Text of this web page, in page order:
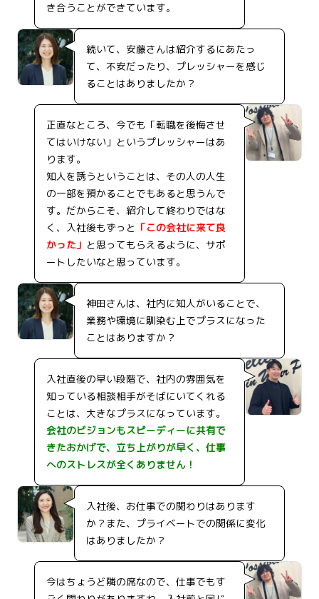
き合うことができています。
続いて、安藤さんは紹介するにあたっ
て、不安だったり、プレッシャーを感じ
ることはありましたか？
正直なところ、今でも「転職を後悔させ
てはいけない」というプレッシャーはあ
ります。
知人を誘うということは、その人の人生
の一部を預かることでもあると思うんで
す。だからこそ、紹介して終わりではな
く、入社後もずっと 「この会社に来て良
かった」 と思ってもらえるように、サポ
ートしたいなと思っています。
神田さんは、社内に知人がいることで、
業務や環境に馴染む上でプラスになった
ことはありますか？
入社直後の早い段階で、社内の雰囲気を
知っている相談相手がそばにいてくれる
ことは、大きなプラスになっています。
会社のビジョンもスピーディーに共有で
きたおかげで、立ち上がりが早く、仕事
へのストレスが全くありません！
入社後、お仕事での関わりはあります
か？また、プライベートでの関係に変化
はありましたか？
今はちょうど隣の席なので、仕事でもす